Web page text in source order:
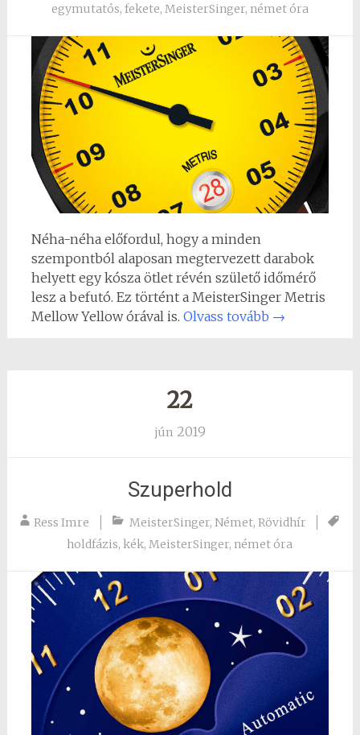
egymutatós, fekete, MeisterSinger, német óra
Néha-néha előfordul, hogy a minden
szempontból alaposan megtervezett darabok
helyett egy kósza ötlet révén születő időmérő
lesz a befutó. Ez történt a MeisterSinger Metris
Mellow Yellow órával is. Olvass tovább →
22
jún 2019
Szuperhold
Ress Imre MeisterSinger, Német,Rövidhír
holdfázis, kék,MeisterSinger, német óra